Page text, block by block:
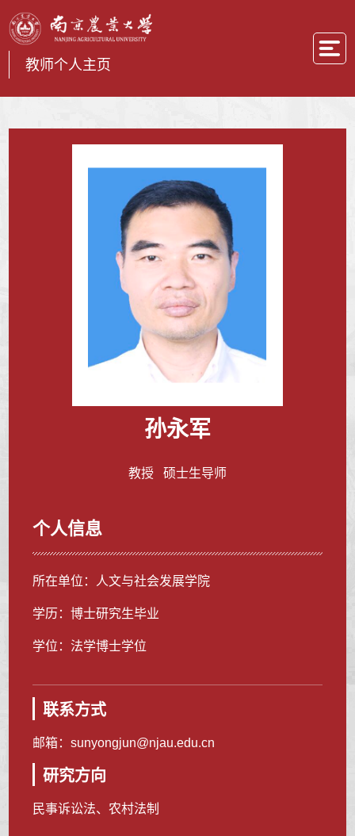
教师个人主页
孙永军
教授 硕士生导师
个人信息
所在单位：人文与社会发展学院
学历：博士研究生毕业
学位：法学博士学位
联系方式
邮箱：sunyongjun@njau.edu.cn
研究方向
民事诉讼法、农村法制